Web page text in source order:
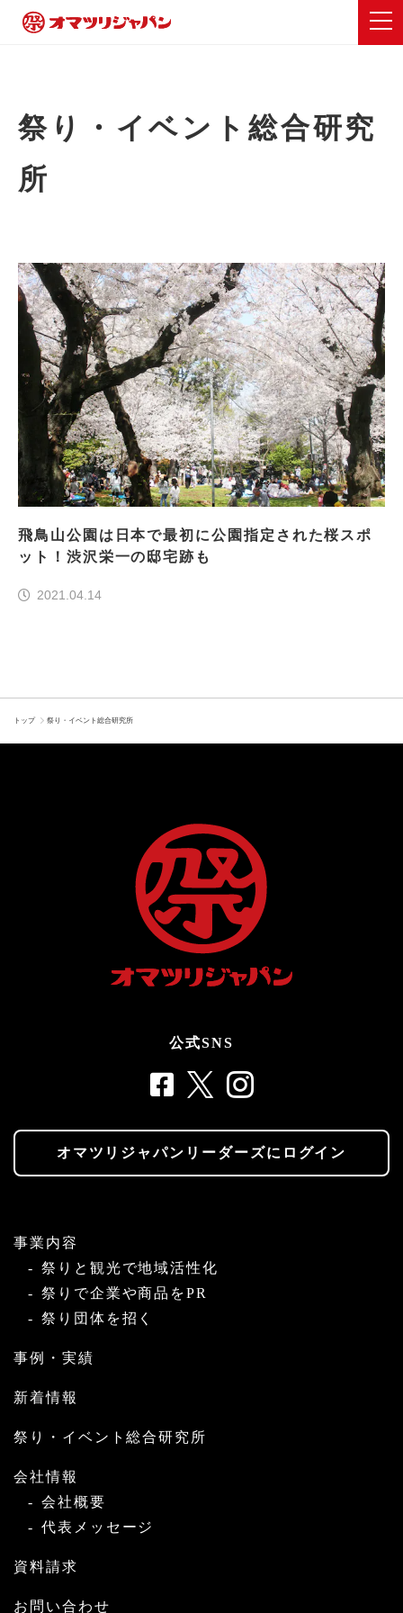
祭り・イベント総合研究
所
飛鳥山公園は日本で最初に公園指定された桜スポ
ット！渋沢栄一の邸宅跡も
2021.04.14
トップ 祭り・イベント総合研究所
公式SNS
オマツリジャパンリーダーズにログイン
事業内容
祭りと観光で地域活性化
祭りで企業や商品をPR
祭り団体を招く
事例・実績
新着情報
祭り・イベント総合研究所
会社情報
会社概要
代表メッセージ
資料請求
お問い合わせ